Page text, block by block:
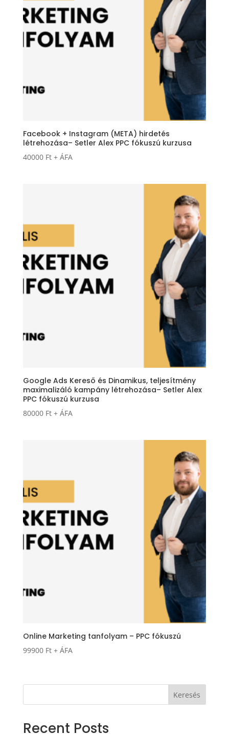
Facebook + Instagram (META) hirdetés
létrehozása– Setler Alex PPC fókuszú kurzusa
40000 Ft + ÁFA
Google Ads Kereső és Dinamikus, teljesítmény
maximalizáló kampány létrehozása– Setler Alex
PPC fókuszú kurzusa
80000 Ft + ÁFA
Online Marketing tanfolyam – PPC fókuszú
99900 Ft + ÁFA
Keresés
Recent Posts